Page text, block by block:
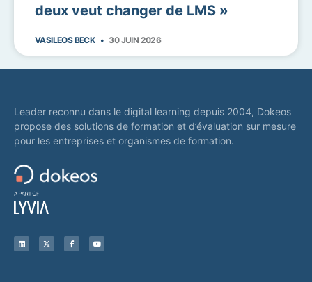
deux veut changer de LMS »
VASILEOS BECK 30 JUIN 2026
Leader reconnu dans le digital learning depuis 2004, Dokeos
propose des solutions de formation et d’évaluation sur mesure
pour les entreprises et organismes de formation.